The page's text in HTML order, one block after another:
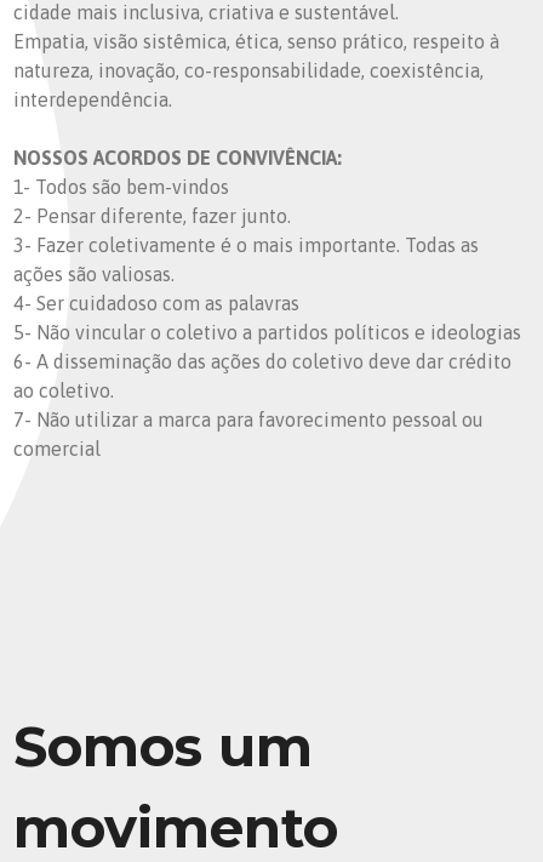
cidade mais inclusiva, criativa e sustentável.
Empatia, visão sistêmica, ética, senso prático, respeito à
natureza, inovação, co-responsabilidade, coexistência,
interdependência.
NOSSOS ACORDOS DE CONVIVÊNCIA:
1- Todos são bem-vindos
2- Pensar diferente, fazer junto.
3- Fazer coletivamente é o mais importante. Todas as
ações são valiosas.
4- Ser cuidadoso com as palavras
5- Não vincular o coletivo a partidos políticos e ideologias
6- A disseminação das ações do coletivo deve dar crédito
ao coletivo.
7- Não utilizar a marca para favorecimento pessoal ou
comercial
Somos um
movimento